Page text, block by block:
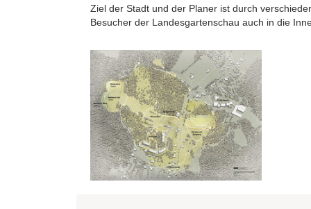
Ziel der Stadt und der Planer ist durch
Besucher der Landesgartenschau auch in die